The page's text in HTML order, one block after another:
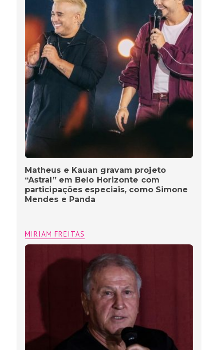
Matheus e Kauan gravam projeto
“Astral” em Belo Horizonte com
participações especiais, como Simone
Mendes e Panda
MIRIAM FREITAS